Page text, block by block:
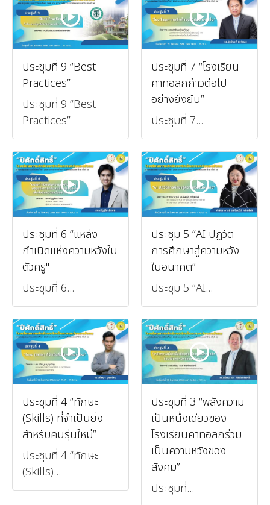
ประชุมที่ 9 “Best
Practices”
ประชุมที่ 9 “Best
Practices”
ประชุมที่ 7 “โรงเรียน
คาทอลิกก้าวต่อไป
อย่างยั่งยืน”
ประชุมที่ 7...
ประชุมที่ 6 “แหล่ง
กำเนิดแห่งความหวังใน
ตัวครู"
ประชุมที่ 6...
ประชุม 5 “AI ปฏิวัติ
การศึกษาสู่ความหวัง
ในอนาคต”
ประชุม 5 “AI...
ประชุมที่ 4 “ทักษะ
(Skills) ที่จำเป็นยิ่ง
สำหรับคนรุ่นใหม่”
ประชุมที่ 4 “ทักษะ
(Skills)...
ประชุมที่ 3 “พลังความ
เป็นหนึ่งเดียวของ
โรงเรียนคาทอลิกร่วม
เป็นความหวังของ
สังคม”
ประชุมที่...